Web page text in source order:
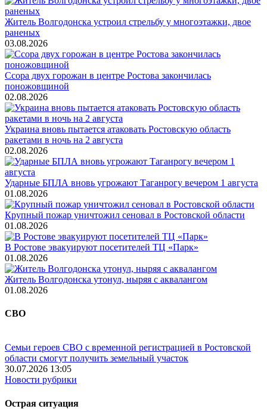
Житель Волгодонска устроил стрельбу у многоэтажки, двое
раненых
03.08.2026
Ссора двух горожан в центре Ростова закончилась
поножовщиной
02.08.2026
Украина вновь пытается атаковать Ростовскую область
ракетами в ночь на 2 августа
02.08.2026
Ударные БПЛА вновь угрожают Таганрогу вечером 1 августа
01.08.2026
Крупный пожар уничтожил сеновал в Ростовской области
01.08.2026
В Ростове эвакуируют посетителей ТЦ «Парк»
01.08.2026
Житель Волгодонска утонул, ныряя с аквалангом
01.08.2026
СВО
Семьи героев СВО с временной регистрацией в Ростовской
области смогут получить земельный участок
30.07.2026 13:05
Новости рубрики
Острая ситуация